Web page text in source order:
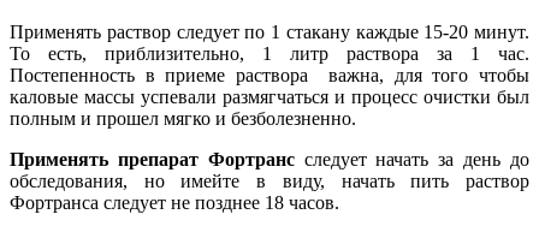
Применять раствор следует по 1 стакану каждые 15-20 минут.
То есть, приблизительно, 1 литр раствора за 1 час.
Постепенность в приеме раствора важна, для того чтобы
каловые массы успевали размягчаться и процесс очистки был
полным и прошел мягко и безболезненно.
Применять препарат Фортрансследует начать за день до
обследования, но имейте в виду, начать пить раствор
Фортранса следует не позднее 18 часов.